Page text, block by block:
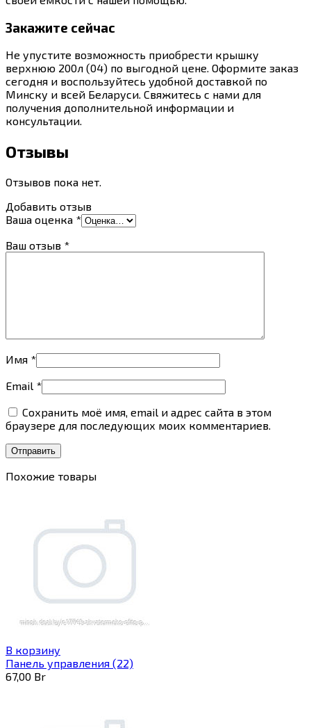
Закажите сейчас
Не упустите возможность приобрести крышку
верхнюю 200л (04) по выгодной цене. Оформите заказ
сегодня и воспользуйтесь удобной доставкой по
Минску и всей Беларуси. Свяжитесь с нами для
получения дополнительной информации и
консультации.
Отзывы
Отзывов пока нет.
Добавить отзыв
Ваша оценка *
Ваш отзыв *
Имя *
Email *
Сохранить моё имя, email и адрес сайта в этом
браузере для последующих моих комментариев.
Похожие товары
В корзину
Панель управления (22)
67,00 Br